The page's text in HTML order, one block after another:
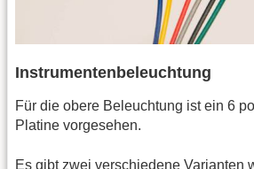
Instrumentenbeleuchtung
Für die obere Beleuchtung ist ein 6
Platine vorgesehen.
Es gibt zwei verschiedene Varianten